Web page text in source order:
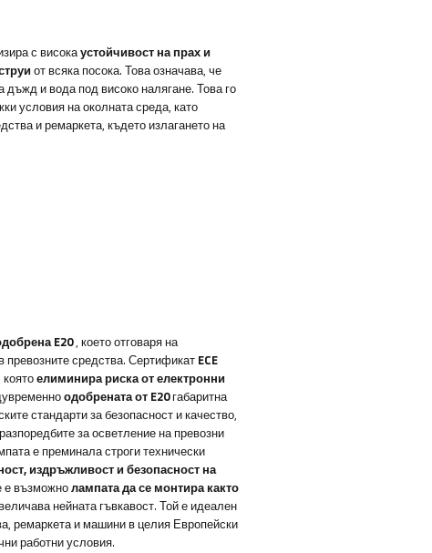
с високаустойчивост на прах и
от всяка посока. Това означава, че
и вода под високо налягане. Това го
условия на околната среда, като
и ремаркета, където излагането на
E20, което отговаря на
превозните средства. Сертификат ECE
елиминира риска от електронни
одобрената от E20 габаритна
стандарти за безопасност и качество,
за осветление на превозни
е преминала строги технически
издръжливост и безопасност на
е възможнолампата да се монтира както
нейната гъвкавост. Той е идеален
ремаркета и машини в целия Европейски
работни условия.